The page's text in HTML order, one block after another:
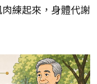
練起來，身體代謝